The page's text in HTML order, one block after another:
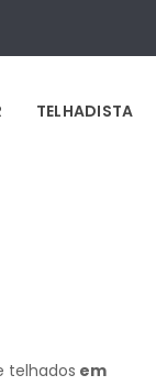
TELHADISTA
telhados em